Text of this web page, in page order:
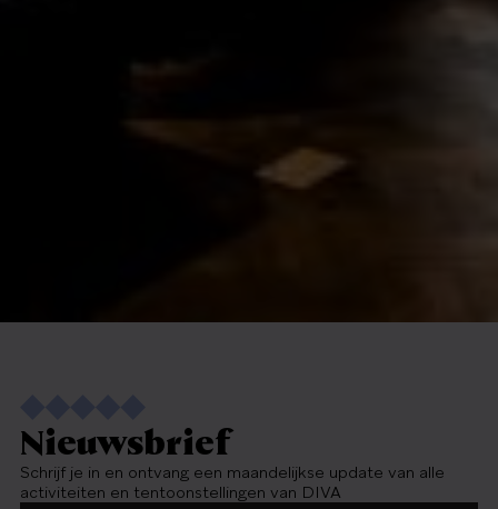
Nieuwsbrief
Schrijf je in en ontvang een maandelijkse update van alle
activiteiten en tentoonstellingen van DIVA